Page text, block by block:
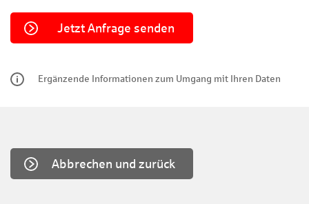
Ergänzende Informationen zum Umgang mit Ihren Daten
Abbrechen und zurück